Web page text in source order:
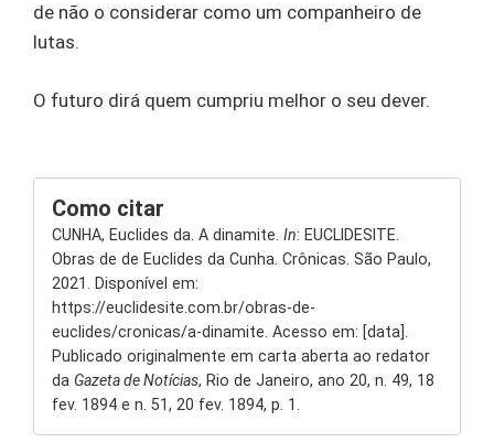
de não o considerar como um companheiro de
lutas.
O futuro dirá quem cumpriu melhor o seu dever.
Como citar
CUNHA, Euclides da. A dinamite. In: EUCLIDESITE.
Obras de de Euclides da Cunha. Crônicas. São Paulo,
2021. Disponível em:
https://euclidesite.com.br/obras-de-
euclides/cronicas/a-dinamite. Acesso em: [data].
Publicado originalmente em carta aberta ao redator
da Gazeta de Notícias, Rio de Janeiro, ano 20, n. 49, 18
fev. 1894 e n. 51, 20 fev. 1894, p. 1.